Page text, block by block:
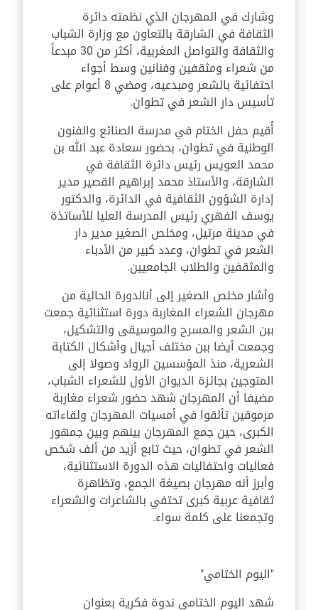
وشارك في المهرجان الذي نظمته دائرة
الثقافة في الشارقة بالتعاون مع وزارة الشباب
والثقافة والتواصل المغربية، أكثر من 30 مبدعاً
من شعراء ومثقفين وفنانين وسط أجواء
احتفائية بالشعر ومبدعيه، ومضي 8 أعوام على
تأسيس دار الشعر في تطوان.
أُقيم حفل الختام في مدرسة الصنائع والفنون
الوطنية في تطوان، بحضور سعادة عبد الله بن
محمد العويس رئيس دائرة الثقافة في
الشارقة، والأستاذ محمد إبراهيم القصير مدير
إدارة الشؤون الثقافية في الدائرة، والدكتور
يوسف الفهري رئيس المدرسة العليا للأساتذة
في مدينة مرتيل، ومخلص الصغير مدير دار
الشعر في تطوان، وعدد كبير من الأدباء
والمثقفين والطلاب الجامعيين.
وأشار مخلص الصغير إلى أنالدورة الحالية من
مهرجان الشعراء المغاربة دورة استثنائية جمعت
ببن الشعر والمسرح والموسيقى والتشكيل،
وجمعت أيضا ببن مختلف أجيال وأشكال الكتابة
الشعرية، منذ المؤسسين الرواد وصولا إلى
المتوجين بجائزة الديوان الأول للشعراء الشباب،
مضيفا أن المهرجان شهد حضور شعراء مغاربة
مرموقين تألقوا في أمسيات المهرجان ولقاءاته
الكبرى، حين جمع المهرجان بينهم وبين جمهور
الشعر في تطوان، حيث تابع أزيد من ألف شخص
فعاليات واحتفاليات هذه الدورة الاستثنائية،
وأبرز أنه مهرجان بصيغة الجمع، وتظاهرة
ثقافية عربية كبرى تحتفي بالشاعرات والشعراء
وتجمعنا على كلمة سواء.
"اليوم الختامي"
شهد اليوم الختامي ندوة فكرية بعنوان